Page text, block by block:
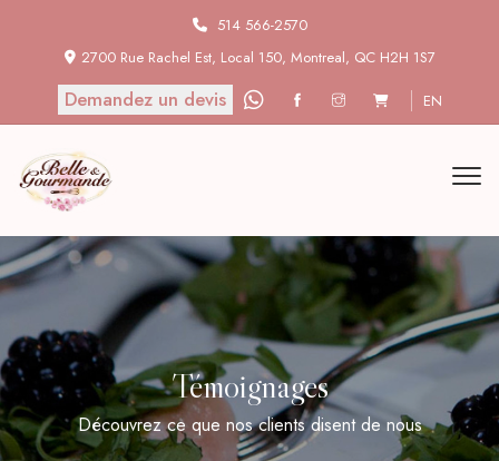
514 566-2570
2700 Rue Rachel Est, Local 150, Montreal, QC H2H 1S7
Demandez un devis EN
Témoignages
Découvrez ce que nos clients disent de nous